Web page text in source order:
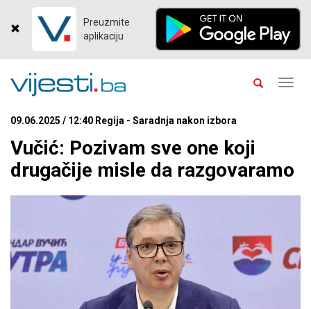
Preuzmite
aplikaciju
09.06.2025 / 12:40 Regija - Saradnja nakon izbora
Vučić: Pozivam sve one koji
drugačije misle da razgovaramo